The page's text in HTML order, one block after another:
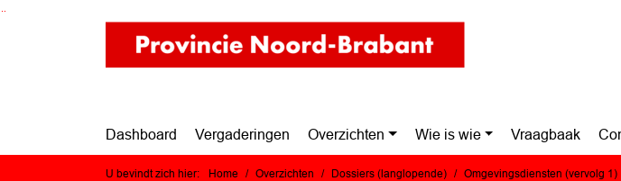
Ga naar de inhoud van deze pagina
Ga naar het zoeken
Ga naar het menu
Dashboard Vergaderingen Overzichten Wie is wie Vraagbaak
U bevindt zich hier: Home Overzichten Dossiers (langlopende) Omgevingsdiensten (vervolg 1)